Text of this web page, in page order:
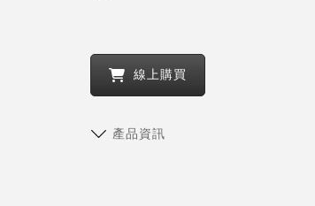
線上購買
產品資訊